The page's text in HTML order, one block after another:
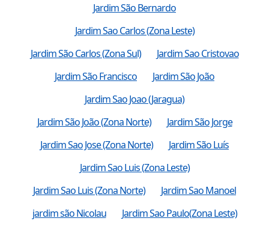
Jardim São Bernardo
Jardim Sao Carlos (Zona Leste)
Jardim São Carlos (Zona Sul)
Jardim Sao Cristovao
Jardim São Francisco
Jardim São João
Jardim Sao Joao (Jaragua)
Jardim São João (Zona Norte)
Jardim São Jorge
Jardim Sao Jose (Zona Norte)
Jardim São Luís
Jardim Sao Luis (Zona Leste)
Jardim Sao Luis (Zona Norte)
Jardim Sao Manoel
jardim são Nicolau
Jardim Sao Paulo(Zona Leste)